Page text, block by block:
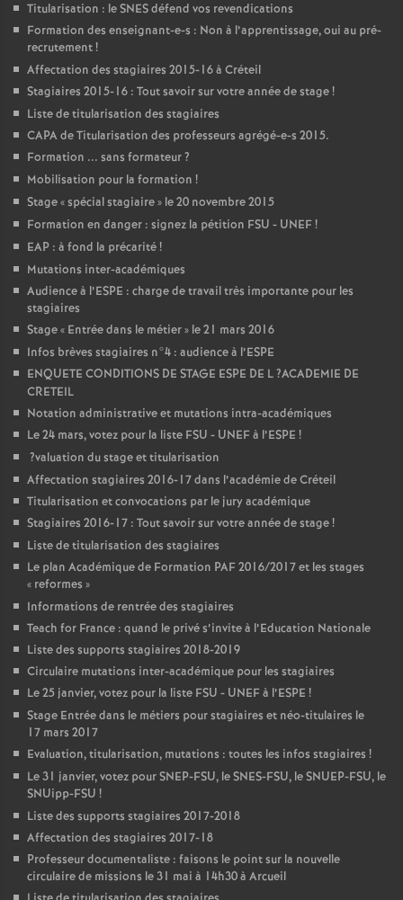
Titularisation : leSNESdéfend vos revendications
Formation des enseignant-e-s : Non à l’apprentissage, oui au pré-
recrutement!
Affectation des stagiaires 2015-16 à Créteil
Stagiaires 2015-16 : Tout savoir sur votre année de stage!
Liste de titularisation des stagiaires
CAPAde Titularisation des professeurs agrégé-e-s 2015.
Formation ... sans formateur?
Mobilisation pour la formation !
Stage «spécial stagiaire» le 20 novembre 2015
Formation en danger : signez la pétition FSU - UNEF!
EAP : à fond la précarité!
Mutations inter-académiques
Audience à l’ESPE : charge de travail très importante pour les
stagiaires
Stage « Entrée dans le métier» le 21 mars 2016
Infos brèves stagiaires n°4 : audience à l’ESPE
ENQUETE CONDITIONS DE STAGE ESPE DE L?ACADEMIE DE
CRETEIL
Notation administrative et mutations intra-académiques
Le 24 mars, votez pour la liste FSU - UNEFà l’ESPE !
?valuation du stage et titularisation
Affectation stagiaires 2016-17 dans l’académie de Créteil
Titularisation et convocations par le jury académique
Stagiaires 2016-17 : Tout savoir sur votre année de stage!
Liste de titularisation des stagiaires
Le plan Académique de Formation PAF2016/2017 et les stages
« reformes »
Informations de rentrée des stagiaires
Teach for France : quand le privé s’invite à l’Education Nationale
Liste des supports stagiaires 2018-2019
Circulaire mutations inter-académique pour les stagiaires
Le 25 janvier, votez pour la liste FSU - UNEFà l’ESPE !
Stage Entrée dans le métiers pour stagiaires et néo-titulaires le
17 mars 2017
Evaluation, titularisation, mutations : toutes les infos stagiaires !
Le 31 janvier, votez pourSNEP-FSU, leSNES-FSU, leSNUEP-FSU, le
SNUipp-FSU !
Liste des supports stagiaires 2017-2018
Affectation des stagiaires 2017-18
Professeur documentaliste : faisons le point sur la nouvelle
circulaire de missions le 31 mai à 14h30 à Arcueil